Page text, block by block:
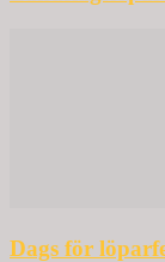
Dags för